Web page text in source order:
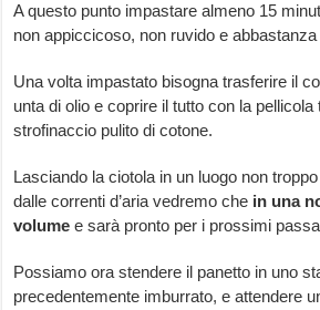
A questo punto impastare almeno 15
non appiccicoso, non ruvido e
Una volta impastato bisogna trasferire il
unta di olio e coprire il tutto con la
strofinaccio pulito di cotone.
Lasciando la ciotola in un luogo non
dalle correnti d’aria vedremo che in una
volume e sarà pronto per i prossimi
Possiamo ora stendere il panetto in uno
precedentemente imburrato, e attendere